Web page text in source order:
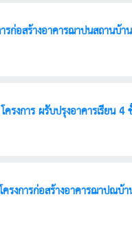
รก่อสร้างอาคารฌาปนสถานบ้
การ ผรับปรุงอาคารเรียน 4 ชั้
ครงการก่อสร้างอาคารฌาปณบ้